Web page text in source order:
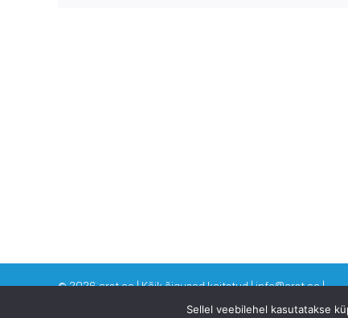
©2026 arst.ee | Kõik õigused kaitstud | info@arst.ee |
VAATA KA SINNA: Dr Eero Merilind -www.drmerilind.ee|
Sellel veebilehel kasutatakse